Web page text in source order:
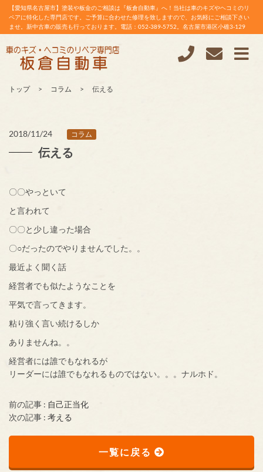
【愛知県名古屋市】塗装や板金のご相談は『板倉自動車』へ！当社は車のキズやヘコミのリ
ペアに特化した専門店です。ご予算に合わせた修理を致しますので、お気軽にご相談下さい
ませ。新中古車の販売も行っております。電話：052-389-5752。名古屋市港区小碓3-129
トップ コラム 伝える
2018/11/24 コラム
伝える
〇〇やっといて
と言われて
〇〇と少し違った場合
〇○だったのでやりませんでした。。
最近よく聞く話
経営者でも似たようなことを
平気で言ってきます。
粘り強く言い続けるしか
ありませんね。。
経営者には誰でもなれるが
リーダーには誰でもなれるものではない。。。ナルホド。
前の記事 : 自己正当化
次の記事 : 考える
一覧に戻る